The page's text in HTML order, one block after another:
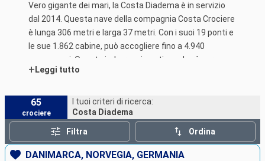
Vero gigante dei mari, la Costa Diadema è in servizio
dal 2014. Questa nave della compagnia Costa Crociere
è lunga 306 metri e larga 37 metri. Con i suoi 19 ponti e
le sue 1.862 cabine, può accogliere fino a 4.940
passeggeri. Questa imbarcazione ti condurrà verso
splendide crociere nel Mediterraneo o in Asia.
+ Leggi tutto
65
crociere
I tuoi criteri di ricerca:
Costa Diadema
Filtra Ordina
DANIMARCA, NORVEGIA, GERMANIA